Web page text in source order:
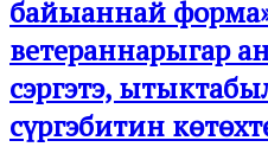
байыаннай
ветераннарыгар
сэргэтэ,
сүргэбитин